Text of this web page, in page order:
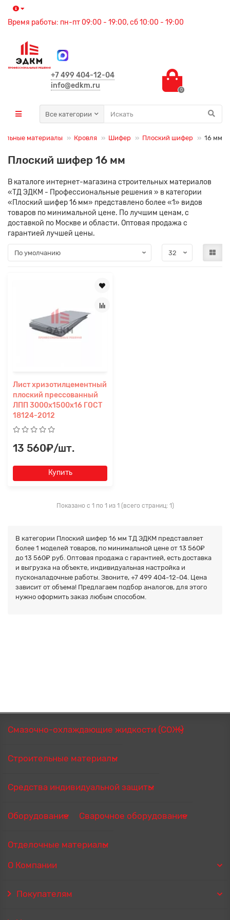
Время работы: пн-пт 09:00 - 19:00, сб 10:00 - 19:00
+7 499 404-12-04
info@edkm.ru
0
Все категории
материалы Кровля Шифер Плоский шифер 16 мм
Плоский шифер 16 мм
В каталоге интернет-магазина строительных материалов
«ТД ЭДКМ - Профессиональные решения » в категории
«Плоский шифер 16 мм» представлено более «1» видов
товаров по минимальной цене. По лучшим ценам, с
доставкой по Москве и области. Оптовая продажа с
гарантией лучшей цены.
Лист хризотилцементный
плоский прессованный
ЛПП 3000х1500х16 ГОСТ
18124-2012
13 560₽/шт.
Купить
Показано с 1 по 1 из 1 (всего страниц: 1)
В категории Плоский шифер 16 мм ТД ЭДКМ представляет
более 1 моделей товаров, по минимальной цене от 13 560₽
до 13 560₽ руб. Оптовая продажа с гарантией, есть доставка
и выгрузка на объекте, индивидуальная настройка и
пусконаладочные работы. Звоните, +7 499 404-12-04. Цена
зависит от объема! Предлагаем подбор аналогов, для этого
нужно оформить заказ любым способом.
Смазочно-охлаждающие жидкости (СОЖ)
Строительные материалы
Средства индивидуальной защиты
Оборудование Сварочное оборудование
Отделочные материалы
О Компании
Покупателям
Заявка на расчет